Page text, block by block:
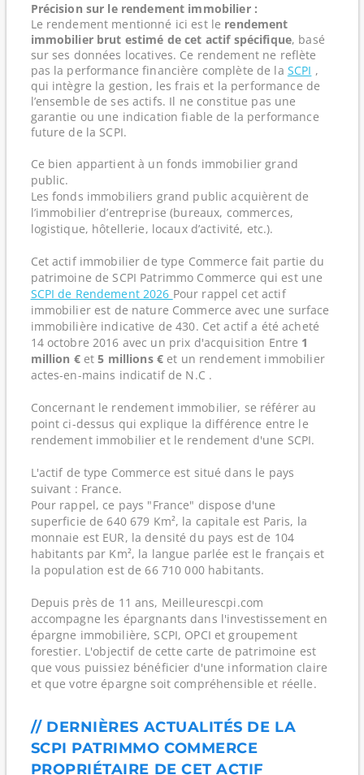
Précision sur le rendement immobilier :
Le rendement mentionné ici est le rendement
immobilier brut estimé de cet actif spécifique, basé
sur ses données locatives. Ce rendement ne reflète
pas la performance financière complète de la SCPI ,
qui intègre la gestion, les frais et la performance de
l’ensemble de ses actifs. Il ne constitue pas une
garantie ou une indication fiable de la performance
future de la SCPI.
Ce bien appartient à un fonds immobilier grand
public.
Les fonds immobiliers grand public acquièrent de
l’immobilier d’entreprise (bureaux, commerces,
logistique, hôtellerie, locaux d’activité, etc.).
Cet actif immobilier de type Commerce fait partie du
patrimoine de SCPI Patrimmo Commerce qui est une
SCPI de Rendement 2026 Pour rappel cet actif
immobilier est de nature Commerce avec une surface
immobilière indicative de 430. Cet actif a été acheté
14 octobre 2016 avec un prix d'acquisition Entre 1
million €et5 millions € et un rendement immobilier
actes-en-mains indicatif de N.C .
Concernant le rendement immobilier, se référer au
point ci-dessus qui explique la différence entre le
rendement immobilier et le rendement d'une SCPI.
L'actif de type Commerce est situé dans le pays
suivant : France.
Pour rappel, ce pays "France" dispose d'une
superficie de 640 679 Km², la capitale est Paris, la
monnaie est EUR, la densité du pays est de 104
habitants par Km², la langue parlée est le français et
la population est de 66 710 000 habitants.
Depuis près de 11 ans, Meilleurescpi.com
accompagne les épargnants dans l'investissement en
épargne immobilière, SCPI, OPCI et groupement
forestier. L'objectif de cette carte de patrimoine est
que vous puissiez bénéficier d'une information claire
et que votre épargne soit compréhensible et réelle.
// DERNIÈRES ACTUALITÉS DE LA
SCPI PATRIMMO COMMERCE
PROPRIÉTAIRE DE CET ACTIF